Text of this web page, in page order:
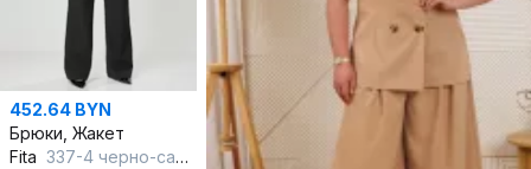
452.64 BYN
Брюки, Жакет
Fita 337-4 черно-сапфировый